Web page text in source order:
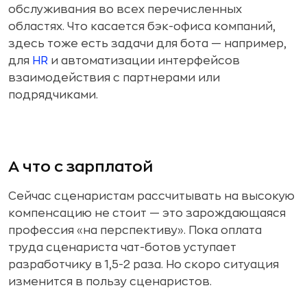
обслуживания во всех перечисленных
областях. Что касается бэк-офиса компаний,
здесь тоже есть задачи для бота — например,
для HR и автоматизации интерфейсов
взаимодействия с партнерами или
подрядчиками.
А что с зарплатой
Сейчас сценаристам рассчитывать на высокую
компенсацию не стоит — это зарождающаяся
профессия «на перспективу». Пока оплата
труда сценариста чат-ботов уступает
разработчику в 1,5-2 раза. Но скоро ситуация
изменится в пользу сценаристов.